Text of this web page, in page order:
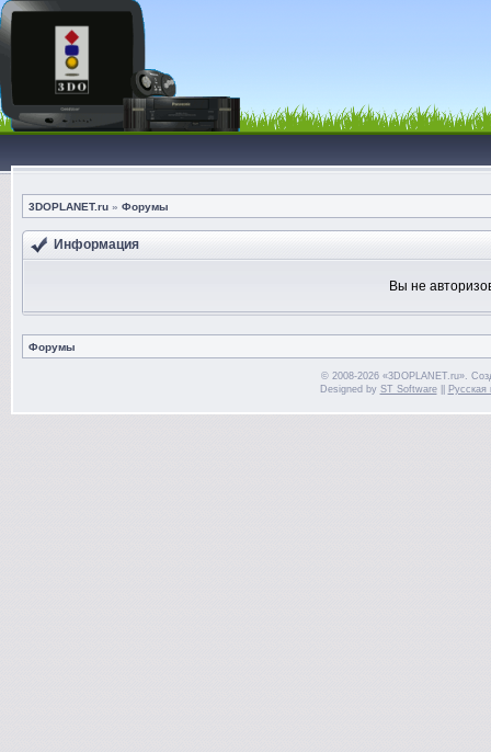
3DOPLANET.ru » Форумы
Информация
Вы не
Форумы
© 2008-2026 «3DOPLANET.ru».
Designed by ST Software|| Русская